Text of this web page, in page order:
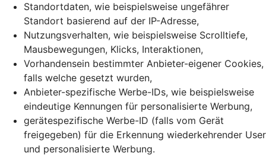
Standortdaten, wie beispielsweise ungefährer
Standort basierend auf der IP-Adresse,
Nutzungsverhalten, wie beispielsweise Scrolltiefe,
Mausbewegungen, Klicks, Interaktionen,
Vorhandensein bestimmter Anbieter-eigener Cookies,
falls welche gesetzt wurden,
Anbieter-spezifische Werbe-IDs, wie beispielsweise
eindeutige Kennungen für personalisierte Werbung,
gerätespezifische Werbe-ID (falls vom Gerät
freigegeben) für die Erkennung wiederkehrender User
und personalisierte Werbung.